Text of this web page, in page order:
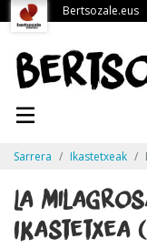
Bertsozale.eus
Sarrera Ikastetxeak
La
Ikastetxea